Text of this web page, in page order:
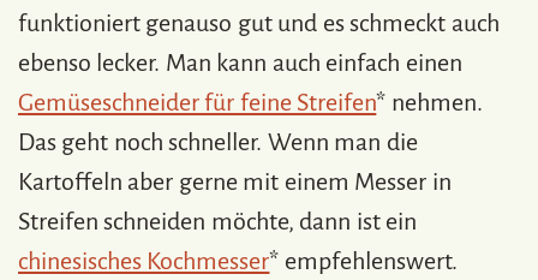
funktioniert genauso gut und es schmeckt auch
ebenso lecker. Man kann auch einfach einen
Gemüseschneider für feine Streifen* nehmen.
Das geht noch schneller. Wenn man die
Kartoffeln aber gerne mit einem Messer in
Streifen schneiden möchte, dann ist ein
chinesisches Kochmesser* empfehlenswert.